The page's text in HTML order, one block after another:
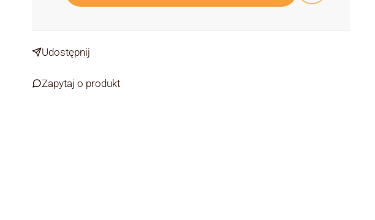
Udostępnij
Zapytaj o produkt